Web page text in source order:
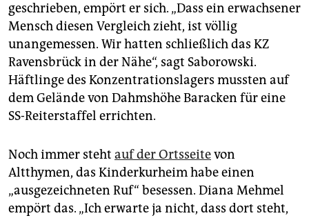
geschrieben, empört er sich. „Dass ein erwachsener
Mensch diesen Vergleich zieht, ist völlig
unangemessen. Wir hatten schließlich das KZ
Ravensbrück in der Nähe“, sagt Saborowski.
Häftlinge des Konzentrationslagers mussten auf
dem Gelände von Dahmshöhe Baracken für eine
SS-Reiterstaffel errichten.
Noch immer steht auf der Ortsseitevon
Altthymen, das Kinderkurheim habe einen
„ausgezeichneten Ruf“ besessen. Diana Mehmel
empört das. „Ich erwarte ja nicht, dass dort steht,